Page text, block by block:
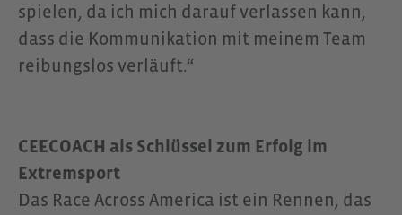
spielen, da ich mich darauf verlassen kann,
dass die Kommunikation mit meinem Team
reibungslos verläuft.“
CEECOACH als Schlüssel zum Erfolg im
Extremsport
Das Race Across America ist ein Rennen, das